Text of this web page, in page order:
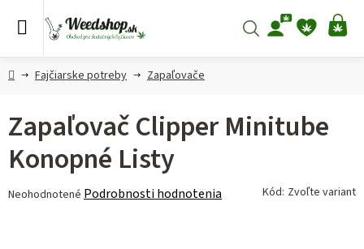
Hľadať
DomovFajčiarske potreby Zapaľovače
Zapaľovač Clipper Minitube
Konopné Listy
Priemerné
Neohodnotené Podrobnosti hodnotenia Kód: Zvoľte variant